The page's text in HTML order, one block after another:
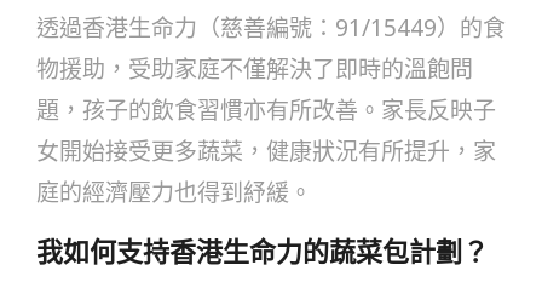
透過香港生命力（慈善編號：91/15449）的食
物援助，受助家庭不僅解決了即時的溫飽問
題，孩子的飲食習慣亦有所改善。家長反映子
女開始接受更多蔬菜，健康狀況有所提升，家
庭的經濟壓力也得到紓緩。
我如何支持香港生命力的蔬菜包計劃？